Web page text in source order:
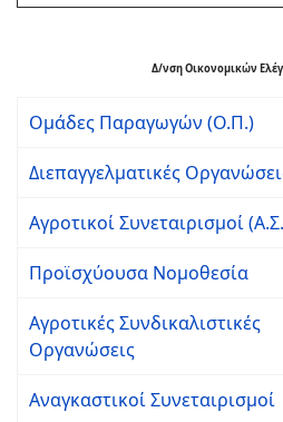
Δ/νση Οικονομικών
Ομάδες Παραγωγών (Ο.Π.)
Διεπαγγελματικές
Αγροτικοί Συνεταιρισμοί
Προϊσχύουσα Νομοθεσία
Αγροτικές Συνδικαλιστικές
Οργανώσεις
Αναγκαστικοί Συνεταιρισμοί